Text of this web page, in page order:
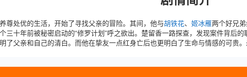
尊处优的生活，开始了寻找父亲的冒险。其间，他与胡铁花、 姬冰雁两个好兄
三十年前被秘密启动的“修罗计划”呼之欲出。楚留香一路探查，发现案件背后
了父亲和自己的清白。而他在挚友一点红身亡后也更明白了生命与情感的可贵